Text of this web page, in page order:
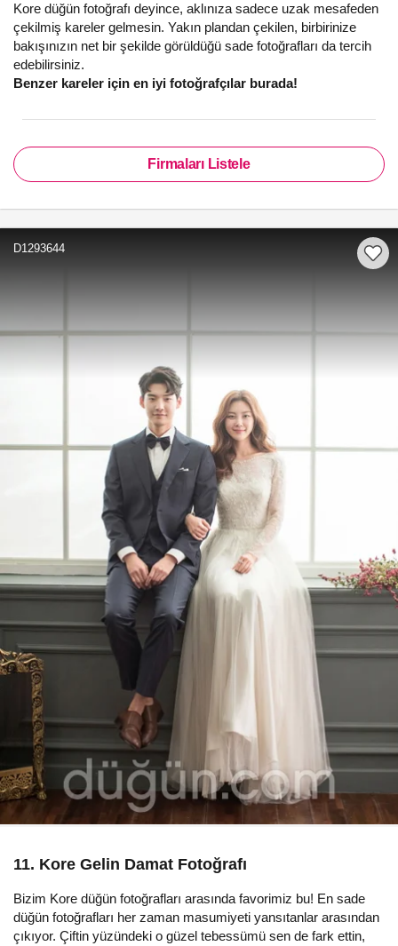
Kore düğün fotoğrafı deyince, aklınıza sadece uzak mesafeden
çekilmiş kareler gelmesin. Yakın plandan çekilen, birbirinize
bakışınızın net bir şekilde görüldüğü sade fotoğrafları da tercih
edebilirsiniz.
Benzer kareler için en iyi fotoğrafçılar burada!
Firmaları Listele
D1293644
11. Kore Gelin Damat Fotoğrafı
Bizim Kore düğün fotoğrafları arasında favorimiz bu! En sade
düğün fotoğrafları her zaman masumiyeti yansıtanlar arasından
çıkıyor. Çiftin yüzündeki o güzel tebessümü sen de fark ettin,